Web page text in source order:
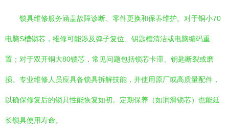
锁具维修服务涵盖故障诊断、零件更换和保养维护。对于铜小70
电脑S槽锁芯，维修可能涉及弹子复位、钥匙槽清洁或电脑编码重
置；对于双开铜大80锁芯，常见问题包括锁芯卡滞、钥匙断裂或磨
损。专业维修人员应具备锁具拆解技能，并使用原厂或高质量配件，
以确保修复后的锁具性能恢复如初。定期保养（如润滑锁芯）也能延
长锁具使用寿命。